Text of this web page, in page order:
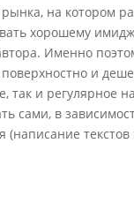
на котором
хорошему
Именно
и
так и регулярное
сами, в
(написание